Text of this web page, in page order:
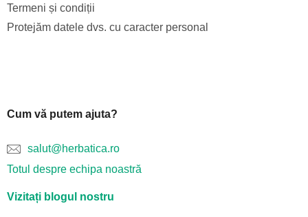
Termeni și condiții
Protejăm datele dvs. cu caracter personal
Cum vă putem ajuta?
salut@herbatica.ro
Totul despre echipa noastră
Vizitați blogul nostru